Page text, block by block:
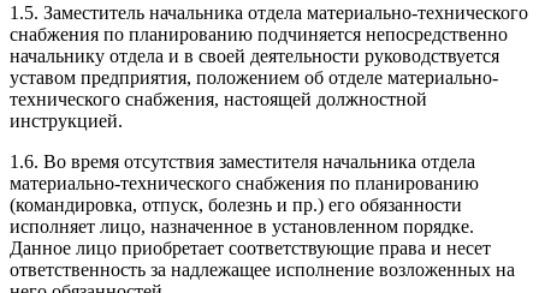
1.5. Заместитель начальника отдела материально-технического
снабжения по планированию подчиняется непосредственно
начальнику отдела и в своей деятельности руководствуется
уставом предприятия, положением об отделе материально-
технического снабжения, настоящей должностной
инструкцией.
1.6. Во время отсутствия заместителя начальника отдела
материально-технического снабжения по планированию
(командировка, отпуск, болезнь и пр.) его обязанности
исполняет лицо, назначенное в установленном порядке.
Данное лицо приобретает соответствующие права и несет
ответственность за надлежащее исполнение возложенных на